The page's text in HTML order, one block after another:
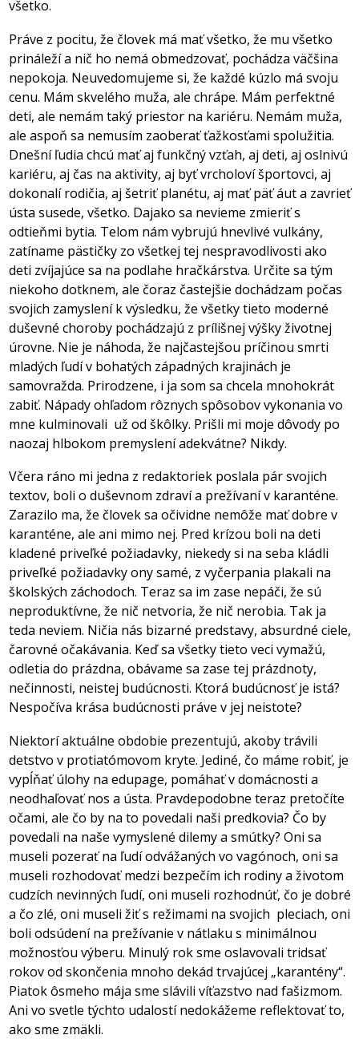
všetko.
Práve z pocitu, že človek má mať všetko, že mu všetko
prináleží a nič ho nemá obmedzovať, pochádza väčšina
nepokoja. Neuvedomujeme si, že každé kúzlo má svoju
cenu. Mám skvelého muža, ale chrápe. Mám perfektné
deti, ale nemám taký priestor na kariéru. Nemám muža,
ale aspoň sa nemusím zaoberať ťažkosťami spolužitia.
Dnešní ľudia chcú mať aj funkčný vzťah, aj deti, aj oslnivú
kariéru, aj čas na aktivity, aj byť vrcholoví športovci, aj
dokonalí rodičia, aj šetriť planétu, aj mať päť áut a zavrieť
ústa susede, všetko. Dajako sa nevieme zmieriť s
odtieňmi bytia. Telom nám vybrujú hnevlivé vulkány,
zatíname pästičky zo všetkej tej nespravodlivosti ako
deti zvíjajúce sa na podlahe hračkárstva. Určite sa tým
niekoho dotknem, ale čoraz častejšie dochádzam počas
svojich zamyslení k výsledku, že všetky tieto moderné
duševné choroby pochádzajú z prílišnej výšky životnej
úrovne. Nie je náhoda, že najčastejšou príčinou smrti
mladých ľudí v bohatých západných krajinách je
samovražda. Prirodzene, i ja som sa chcela mnohokrát
zabiť. Nápady ohľadom rôznych spôsobov vykonania vo
mne kulminovali už od škôlky. Prišli mi moje dôvody po
naozaj hlbokom premyslení adekvátne? Nikdy.
Včera ráno mi jedna z redaktoriek poslala pár svojich
textov, boli o duševnom zdraví a prežívaní v karanténe.
Zarazilo ma, že človek sa očividne nemôže mať dobre v
karanténe, ale ani mimo nej. Pred krízou boli na deti
kladené priveľké požiadavky, niekedy si na seba kládli
priveľké požiadavky ony samé, z vyčerpania plakali na
školských záchodoch. Teraz sa im zase nepáči, že sú
neproduktívne, že nič netvoria, že nič nerobia. Tak ja
teda neviem. Ničia nás bizarné predstavy, absurdné ciele,
čarovné očakávania. Keď sa všetky tieto veci vymažú,
odletia do prázdna, obávame sa zase tej prázdnoty,
nečinnosti, neistej budúcnosti. Ktorá budúcnosť je istá?
Nespočíva krása budúcnosti práve v jej neistote?
Niektorí aktuálne obdobie prezentujú, akoby trávili
detstvo v protiatómovom kryte. Jediné, čo máme robiť, je
vypĺňať úlohy na edupage, pomáhať v domácnosti a
neodhaľovať nos a ústa. Pravdepodobne teraz pretočíte
očami, ale čo by na to povedali naši predkovia? Čo by
povedali na naše vymyslené dilemy a smútky? Oni sa
museli pozerať na ľudí odvážaných vo vagónoch, oni sa
museli rozhodovať medzi bezpečím ich rodiny a životom
cudzích nevinných ľudí, oni museli rozhodnúť, čo je dobré
a čo zlé, oni museli žiť s režimami na svojich pleciach, oni
boli odsúdení na prežívanie v nátlaku s minimálnou
možnosťou výberu. Minulý rok sme oslavovali tridsať
rokov od skončenia mnoho dekád trvajúcej „karantény“.
Piatok ôsmeho mája sme slávili víťazstvo nad fašizmom.
Ani vo svetle týchto udalostí nedokážeme reflektovať to,
ako sme zmäkli.